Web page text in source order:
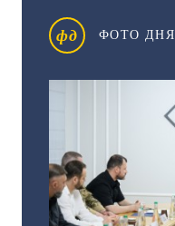
фд ФОТО ДНЯ